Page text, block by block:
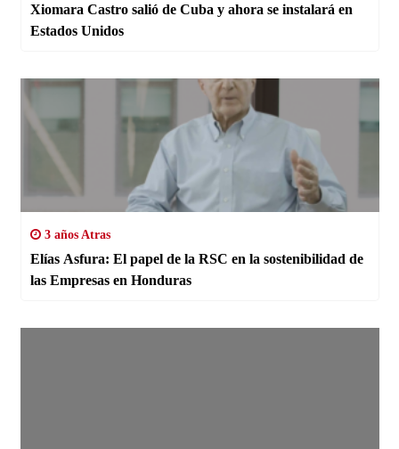
Xiomara Castro salió de Cuba y ahora se instalará en
Estados Unidos
3 años Atras
Elías Asfura: El papel de la RSC en la sostenibilidad de
las Empresas en Honduras